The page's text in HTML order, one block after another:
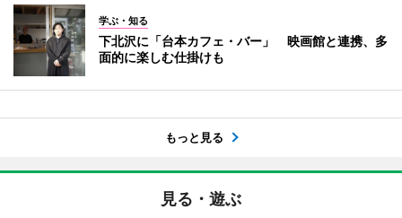
学ぶ・知る
下北沢に「台本カフェ・バー」 映画館と連携、多
面的に楽しむ仕掛けも
もっと見る
見る・遊ぶ